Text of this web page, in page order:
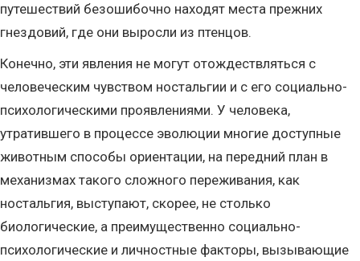
путешествий безошибочно находят места прежних
гнездовий, где они выросли из птенцов.
Конечно, эти явления не могут отождествляться с
человеческим чувством ностальгии и с его социально-
психологическими проявлениями. У человека,
утратившего в процессе эволюции многие доступные
животным способы ориентации, на передний план в
механизмах такого сложного переживания, как
ностальгия, выступают, скорее, не столько
биологические, а преимущественно социально-
психологические и личностные факторы, вызывающие